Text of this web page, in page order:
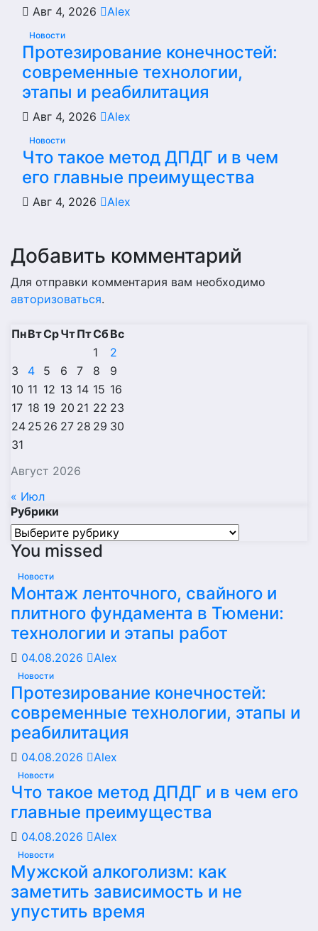
Авг 4, 2026 Alex
Новости
Протезирование конечностей:
современные технологии,
этапы и реабилитация
Авг 4, 2026 Alex
Новости
Что такое метод ДПДГ и в чем
его главные преимущества
Авг 4, 2026 Alex
Добавить комментарий
Для отправки комментария вам необходимо
авторизоваться.
Август 2026
ПнВтСрЧтПтСбВс
1
2
3
4 5 6 7 8
9
10 11 12 13 14 15 16
17 18 19 20 21 22 23
24 25 26 27 28 29 30
31
« Июл
Рубрики
Рубрики
You missed
Новости
Монтаж ленточного, свайного и
плитного фундамента в Тюмени:
технологии и этапы работ
04.08.2026 Alex
Новости
Протезирование конечностей:
современные технологии, этапы и
реабилитация
04.08.2026 Alex
Новости
Что такое метод ДПДГ и в чем его
главные преимущества
04.08.2026 Alex
Новости
Мужской алкоголизм: как
заметить зависимость и не
упустить время